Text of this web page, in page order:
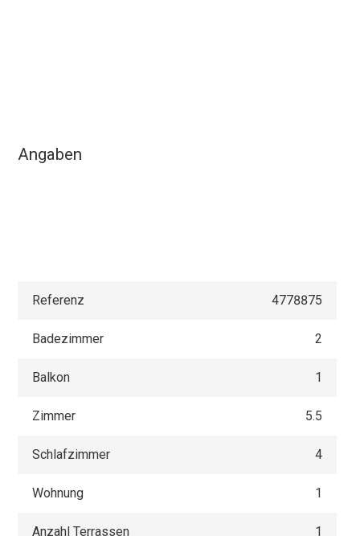
Angaben
Referenz 4778875
Badezimmer 2
Balkon 1
Zimmer 5.5
Schlafzimmer 4
Wohnung 1
Anzahl Terrassen 1